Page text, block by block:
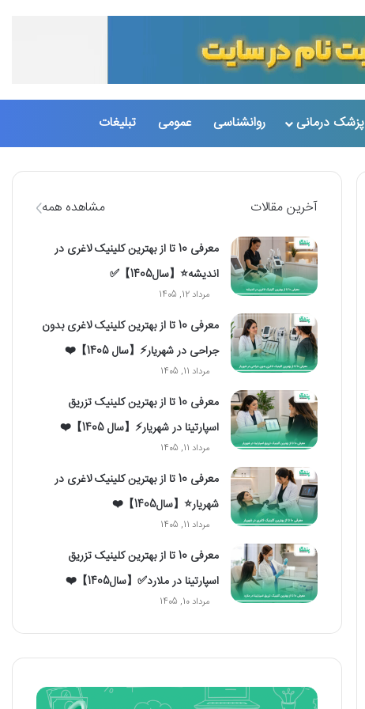
پزشک درمانی روانشناسی عمومی تبلیغات
آخرین مقالات مشاهده همه
معرفی 10 تا از بهترین کلینیک لاغری در
اندیشه⭐【سال1405】✅
مرداد 12, 1405
معرفی 10 تا از بهترین کلینیک لاغری بدون
جراحی در شهریار⚡【سال 1405】❤️
مرداد 11, 1405
معرفی 10 تا از بهترین کلینیک تزریق
اسپارتینا در شهریار⚡【سال 1405】❤️
مرداد 11, 1405
معرفی 10 تا از بهترین کلینیک لاغری در
شهریار⭐【سال1405】❤️
مرداد 11, 1405
معرفی 10 تا از بهترین کلینیک تزریق
اسپارتینا در ملارد✅【سال1405】❤️
مرداد 10, 1405